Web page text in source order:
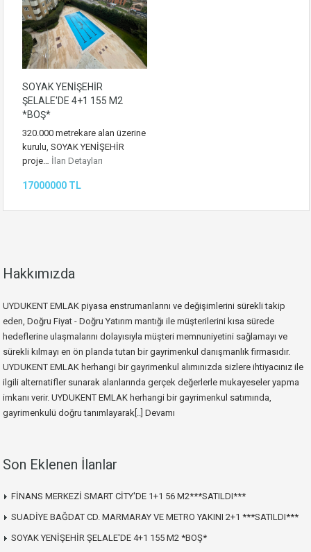
SOYAK YENİŞEHİR
ŞELALE'DE 4+1 155 M2
*BOŞ*
320.000 metrekare alan üzerine
kurulu, SOYAK YENİŞEHİR
proje… İlan Detayları
17000000 TL
Hakkımızda
UYDUKENT EMLAK piyasa enstrumanlarını ve değişimlerini sürekli takip
eden, Doğru Fiyat - Doğru Yatırım mantığı ile müşterilerini kısa sürede
hedeflerine ulaşmalarını dolayısıyla müşteri memnuniyetini sağlamayı ve
sürekli kılmayı en ön planda tutan bir gayrimenkul danışmanlık firmasıdır.
UYDUKENT EMLAK herhangi bir gayrimenkul alımınızda sizlere ihtiyacınız ile
ilgili alternatifler sunarak alanlarında gerçek değerlerle mukayeseler yapma
imkanı verir. UYDUKENT EMLAK herhangi bir gayrimenkul satımında,
gayrimenkulü doğru tanımlayarak[..] Devamı
Son Eklenen İlanlar
FİNANS MERKEZİ SMART CİTY'DE 1+1 56 M2***SATILDI***
SUADİYE BAĞDAT CD. MARMARAY VE METRO YAKINI 2+1 ***SATILDI***
SOYAK YENİŞEHİR ŞELALE'DE 4+1 155 M2 *BOŞ*